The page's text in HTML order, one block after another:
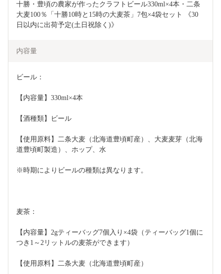
十勝・豊頃の農家が作ったクラフトビール330ml×4本・二条
大麦100％「十勝10時と15時の大麦茶」7包×4袋セット 《30
日以内に出荷予定(土日祝除く)》
内容量
ビール：
【内容量】330ml×4本
【酒種類】ビール
【使用原料】二条大麦（北海道豊頃町産）、大麦麦芽（北海
道豊頃町製造）、ホップ、水
※時期によりビールの種類は異なります。
麦茶：
【内容量】2gティーバッグ7個入り×4袋（ティーバッグ1個に
つき1～2リットルの麦茶ができます）
【使用原料】二条大麦（北海道豊頃町産）